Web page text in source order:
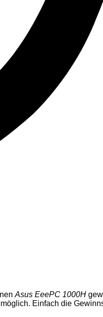
Asus EeePC 1000H
Einfach die